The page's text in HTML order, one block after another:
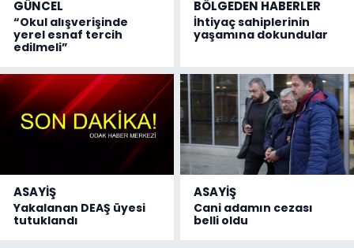
GÜNCEL
“Okul alışverişinde
yerel esnaf tercih
edilmeli”
BÖLGEDEN HABERLER
İhtiyaç sahiplerinin
yaşamına dokundular
ASAYİŞ
Yakalanan DEAŞ üyesi
tutuklandı
ASAYİŞ
Cani adamın cezası
belli oldu